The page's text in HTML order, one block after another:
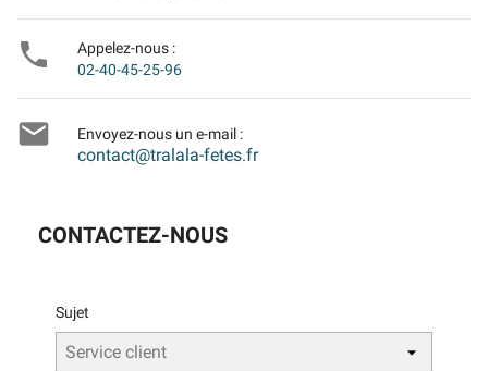

Appelez-nous :
02-40-45-25-96
 Envoyez-nous un e-mail :
contact@tralala-fetes.fr
CONTACTEZ-NOUS
Sujet